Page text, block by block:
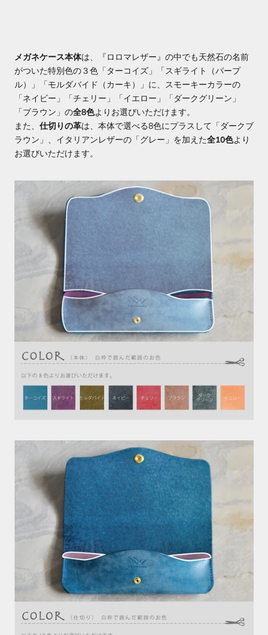
メガネケース本体は、『ロロマレザー』の中でも天然石の名前
がついた特別色の３色「ターコイズ」「スギライト（パープ
ル）」「モルダバイド（カーキ）」に、スモーキーカラーの
「ネイビー」「チェリー」「イエロー」「ダークグリーン」
「ブラウン」の全8色よりお選びいただけます。
また、 仕切りの革は、本体で選べる8色にプラスして 「ダークブ
ラウン」、イタリアンレザーの「グレー」を加えた全10色より
お選びいただけます。